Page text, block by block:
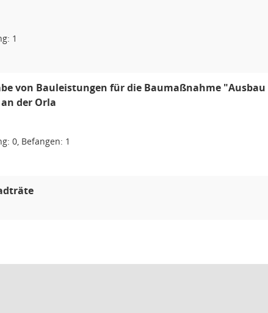
1
von Bauleistungen für die Baumaßnahme
der Orla
0, Befangen: 1